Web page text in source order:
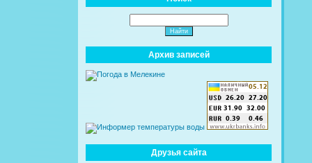
Архив записей
Друзья сайта